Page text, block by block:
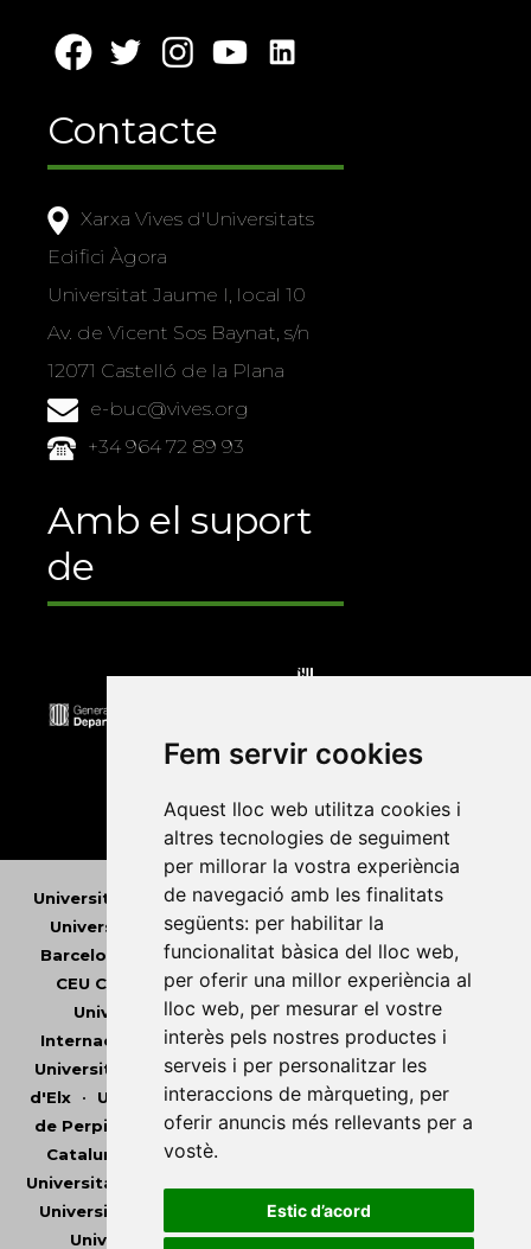
Fem servir cookies
Aquest lloc web utilitza cookies i
altres tecnologies de seguiment
per millorar la vostra experiència
de navegació amb les finalitats
següents: per habilitar la
funcionalitat bàsica del lloc web,
per oferir una millor experiència al
lloc web, per mesurar el vostre
interès pels nostres productes i
serveis i per personalitzar les
interaccions de màrqueting, per
oferir anuncis més rellevants per a
vostè.
Estic d’acord
Contacte
Xarxa Vives d'Universitats
Edifici Àgora
Universitat Jaume I, local 10
Av. de Vicent Sos Baynat, s/n
12071 Castelló de la Plana
e-buc@vives.org
+34 964 72 89 93
Amb el suport
de
Universitat Abat Oliba CEU•Universitat d'Alacant
Universitat d'Andorra•Universitat Autònoma de
Barcelona
Universitat de Barcelona•Universitat
CEU Cardenal Herrera•Universitat de Girona •
Universitat de les Illes Balears• Universitat
Internacional de Catalunya•Universitat Jaume I
Universitat de Lleida• Universitat Miguel Hernández
d'Elx• Universitat Oberta de Catalunya•Universitat
de Perpinyà Via Domitia•Universitat Politècnica de
Catalunya
Universitat Politècnica de València
Universitat Pompeu Fabra
Universitat Rovira i Virgili
•Universitat de Sàsser
Universitat de València•Universitat de Vic -